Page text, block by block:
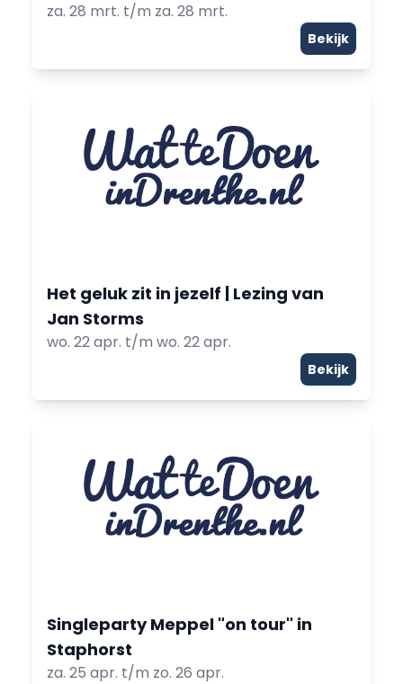
za. 28 mrt. t/m za. 28 mrt.
Bekijk
Het geluk zit in jezelf | Lezing van
Jan Storms
wo. 22 apr. t/m wo. 22 apr.
Bekijk
Singleparty Meppel "on tour" in
Staphorst
za. 25 apr. t/m zo. 26 apr.